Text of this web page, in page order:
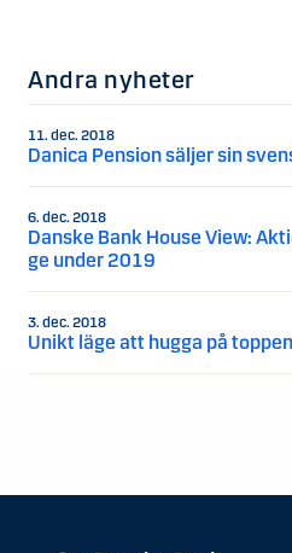
Andra nyheter
11. dec. 2018
Danica Pension säljer sin
6. dec. 2018
Danske Bank House View:
ge under 2019
3. dec. 2018
Unikt läge att hugga på toppen